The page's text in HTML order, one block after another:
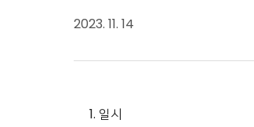
2023. 11. 14
1. 일시